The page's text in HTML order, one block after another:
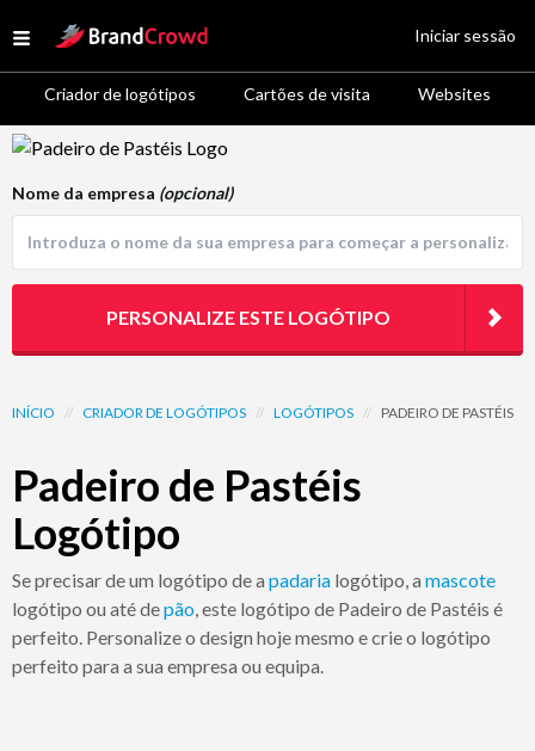
Open menu
Site Logo
Criador de logótipos Cartões de visita Websites
Iniciar sessão
Logo Template Preview
INÍCIO // CRIADOR DE LOGÓTIPOS // LOGÓTIPOS // PADEIRO DE PASTÉIS
Padeiro de Pastéis
Logótipo
Se precisar de um logótipo de a padaria logótipo, a mascote
logótipo ou até depão, este logótipo de Padeiro de Pastéis é
perfeito. Personalize o design hoje mesmo e crie o logótipo
perfeito para a sua empresa ou equipa.
Nome da empresa (opcional)
PERSONALIZE ESTE LOGÓTIPO